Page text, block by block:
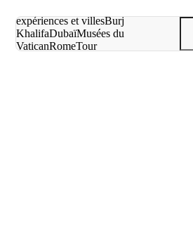
expériences et villesBurj
KhalifaDubaïMusées du
VaticanRomeTour